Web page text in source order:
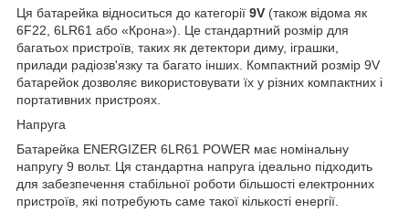
Ця батарейка відноситься до категорії 9V (також відома як
6F22, 6LR61 або «Крона»). Це стандартний розмір для
багатьох пристроїв, таких як детектори диму, іграшки,
прилади радіозв'язку та багато інших. Компактний розмір 9V
батарейок дозволяє використовувати їх у різних компактних і
портативних пристроях.
Напруга
Батарейка ENERGIZER 6LR61 POWER має номінальну
напругу 9 вольт. Ця стандартна напруга ідеально підходить
для забезпечення стабільної роботи більшості електронних
пристроїв, які потребують саме такої кількості енергії.